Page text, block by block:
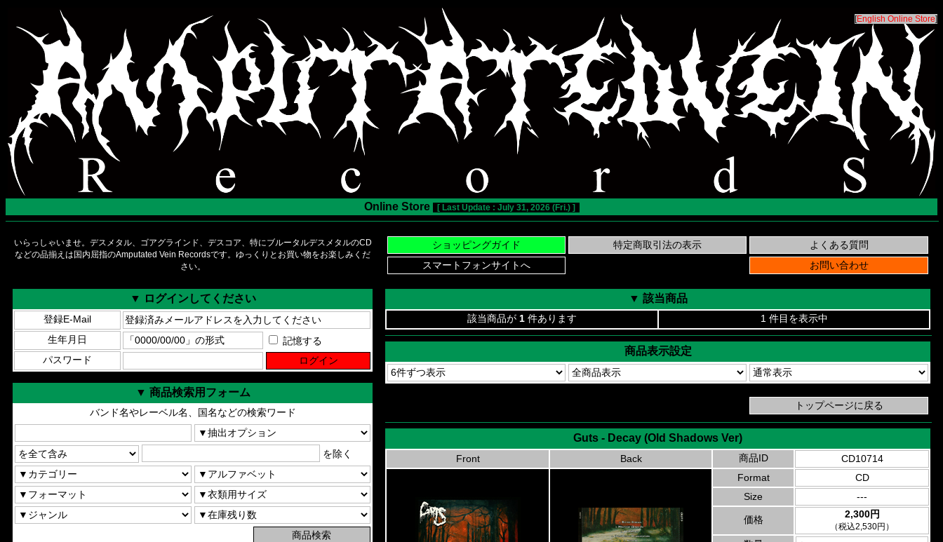
[English Online Store]
Online Store [ Last Update : July 31, 2026 (Fri.) ]
いらっしゃいませ。デスメタル、ゴアグラインド、デスコア、特にブルータルデスメタルのCD
などの品揃えは国内屈指のAmputated Vein Recordsです。ゆっくりとお買い物をお楽しみくだ
さい。
▼ ログインしてください
登録E-Mail
生年月日
記憶する
パスワード
▼ 商品検索用フォーム
バンド名やレーベル名、国名などの検索ワード
を除く
▼ 該当商品
該当商品が 1 件あります 1 件目を表示中
商品表示設定
Guts - Decay (Old Shadows Ver)
Front Back 商品ID
CD10714
Format
CD
Size
---
価格 2,300円
（税込2,530円）